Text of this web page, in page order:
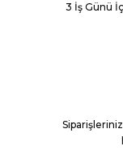
3 İş Günü